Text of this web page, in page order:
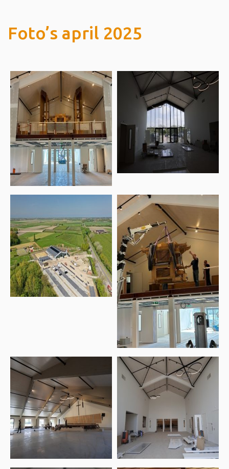
Foto’s april 2025